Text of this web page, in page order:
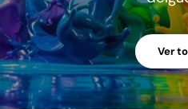
Ver